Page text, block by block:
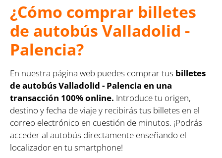
¿Cómo comprar billetes
de autobús Valladolid -
Palencia?
En nuestra página web puedes comprar tus billetes
de autobús Valladolid - Palencia en una
transacción 100% online. Introduce tu origen,
destino y fecha de viaje y recibirás tus billetes en el
correo electrónico en cuestión de minutos. ¡Podrás
acceder al autobús directamente enseñando el
localizador en tu smartphone!